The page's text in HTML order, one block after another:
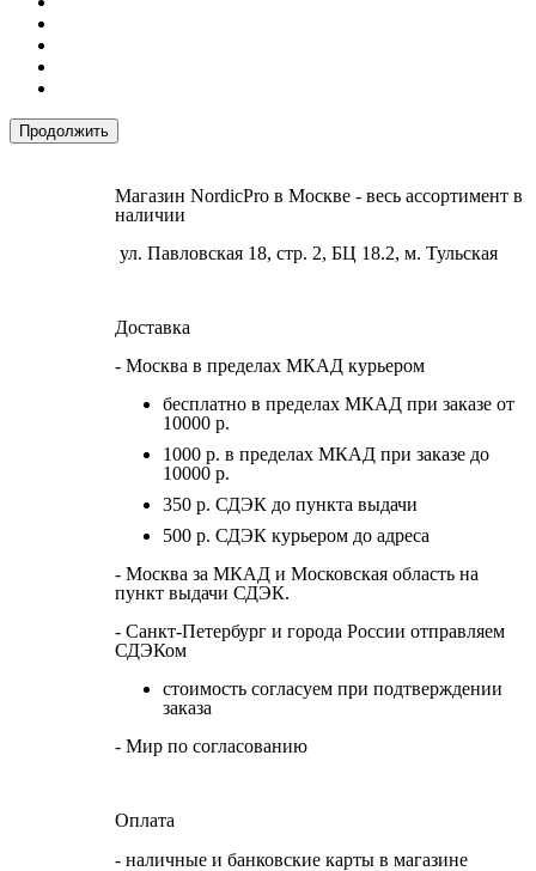
Продолжить
Магазин NordicPro в Москве - весь ассортимент в
наличии
ул. Павловская 18, стр. 2, БЦ 18.2, м. Тульская
Доставка
- Москва в пределах МКАД курьером
бесплатно в пределах МКАД при заказе от
10000 р.
1000 р. в пределах МКАД при заказе до
10000 р.
350 р. СДЭК до пункта выдачи
500 р. СДЭК курьером до адреса
- Москва за МКАД и Московская область на
пункт выдачи СДЭК.
- Санкт-Петербург и города России отправляем
СДЭКом
стоимость согласуем при подтверждении
заказа
- Мир по согласованию
Оплата
- наличные и банковские карты в магазине